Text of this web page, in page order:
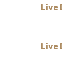
Live
Live